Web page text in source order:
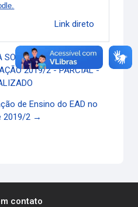
Link direto
SOLICITAÇÃO DE 2ª
2019/2 - PARCIAL -
de Ensino do EAD no
2019/2 →
contato